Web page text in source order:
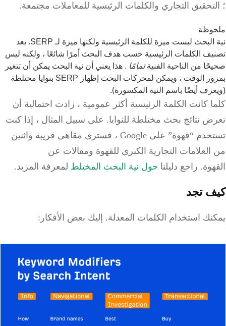
التجاري والكلمات الرئيسية للمعاملات مجتمعة.
نية البحث ليست ميزة للكلمة الرئيسية ولكنها ميزة لـ SERP. يعد
الكلمات الرئيسية حسب هدف البحث أمرًا شائعًا ، ولكنه ليس
من الناحية الفنيةتمامًا. هذا يعني أن نية البحث يمكن أن تتغير
بمرور الوقت ، ويمكن لمحركات البحث إظهار SERP بنوايا مختلطة
أيضًا باسم النية المكسورة).
كانت الكلمة الرئيسية أكثر عمومية ، زادت احتمالية أن
نتائج بحث مختلطة للنوايا. على سبيل المثال ، إذا كنت
تستخدم “قهوة” على Google ، فسترى مقاهي قريبة واثنين
التجارية الكبرى للقهوة ومقالات عن
راجع دليلناحول نية البحث المختلطلمعرفة المزيد.
تجد
استخدام الكلمات المعدلة. إليك بعض الأفكار: